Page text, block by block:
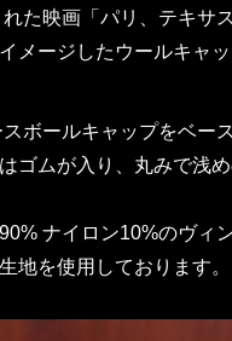
た映画「パリ、テキサ
メージしたウールキャッ
ボールキャップをベー
ゴムが入り、丸みで浅
ナイロン10%のヴィ
地を使用しております。